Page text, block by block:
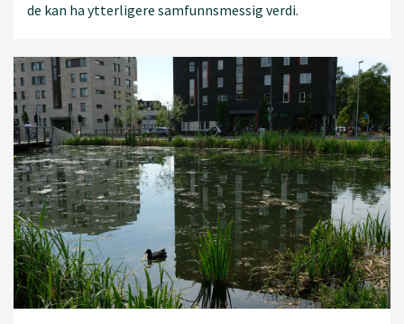
de kan ha ytterligere samfunnsmessig verdi.